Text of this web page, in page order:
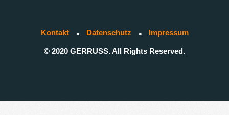
Kontakt Datenschutz Impressum
© 2020 GERRUSS. All Rights Reserved.